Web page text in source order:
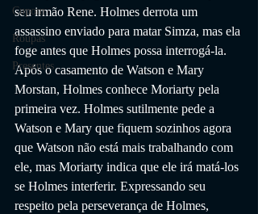
Cupom
Roupas
Presentes
seu irmão Rene. Holmes derrota um
assassino enviado para matar Simza, mas ela
foge antes que Holmes possa interrogá-la.
Após o casamento de Watson e Mary
Morstan, Holmes conhece Moriarty pela
primeira vez. Holmes sutilmente pede a
Watson e Mary que fiquem sozinhos agora
que Watson não está mais trabalhando com
ele, mas Moriarty indica que ele irá matá-los
se Holmes interferir. Expressando seu
respeito pela perseverança de Holmes,